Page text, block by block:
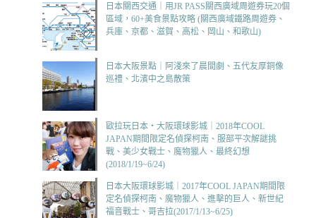
日本關西交通｜用JR PASS關西廣域周遊券玩20個
區域，60+美食景點攻略 (關西廣域鐵路周遊券、
兵庫、京都、滋賀、高松、岡山、和歌山)
日本大阪景點｜阿淺來了晨間劇、五代友厚銅像
巡禮、北濱中之島散策
歐拉玩日本‧大阪環球影城｜2018年COOL
JAPAN期間限定名偵探柯南、服部平次解謎挑
戰、美少女戰士、魔物獵人、最終幻想
(2018/1/19~6/24)
日本大阪環球影城｜2017年COOL JAPAN期間限
定名偵探柯南、魔物獵人、進擊的巨人、新世紀
福音戰士、哥吉拉(2017/1/13~6/25)